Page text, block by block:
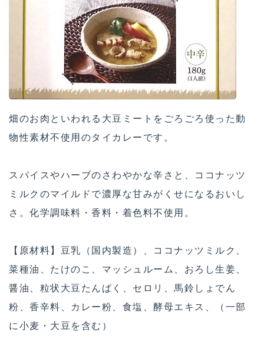
畑のお肉といわれる大豆ミートをごろごろ使った動
物性素材不使用のタイカレーです。
スパイスやハーブのさわやかな辛さと、ココナッツ
ミルクのマイルドで濃厚な甘みがくせになるおいし
さ。化学調味料・香料・着色料不使用。
【原材料】豆乳（国内製造）、ココナッツミルク、
菜種油、たけのこ、マッシュルーム、おろし生姜、
醤油、粒状大豆たんぱく、セロリ、馬鈴しょでん
粉、香辛料、カレー粉、食塩、酵母エキス、（一部
に小麦・大豆を含む）